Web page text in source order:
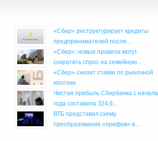
«Сбер» реструктурирует кредиты
предпринимателей после...
«Сбер»: новые правила могут
сократить спрос на семейную...
«Сбер» снизит ставки по рыночной
ипотеке
Чистая прибыль Сбербанка с начала
года составила 324,6...
ВТБ представил схему
преобразования «префов» в...